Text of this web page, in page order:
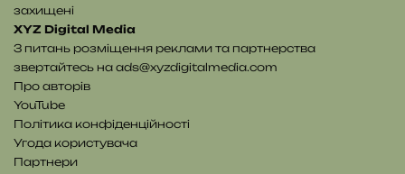
захищені
XYZ Digital Media
З питань розміщення реклами та партнерства
звертайтесь на ads@xyzdigitalmedia.com
Про авторів
YouTube
Політика конфіденційності
Угода користувача
Партнери